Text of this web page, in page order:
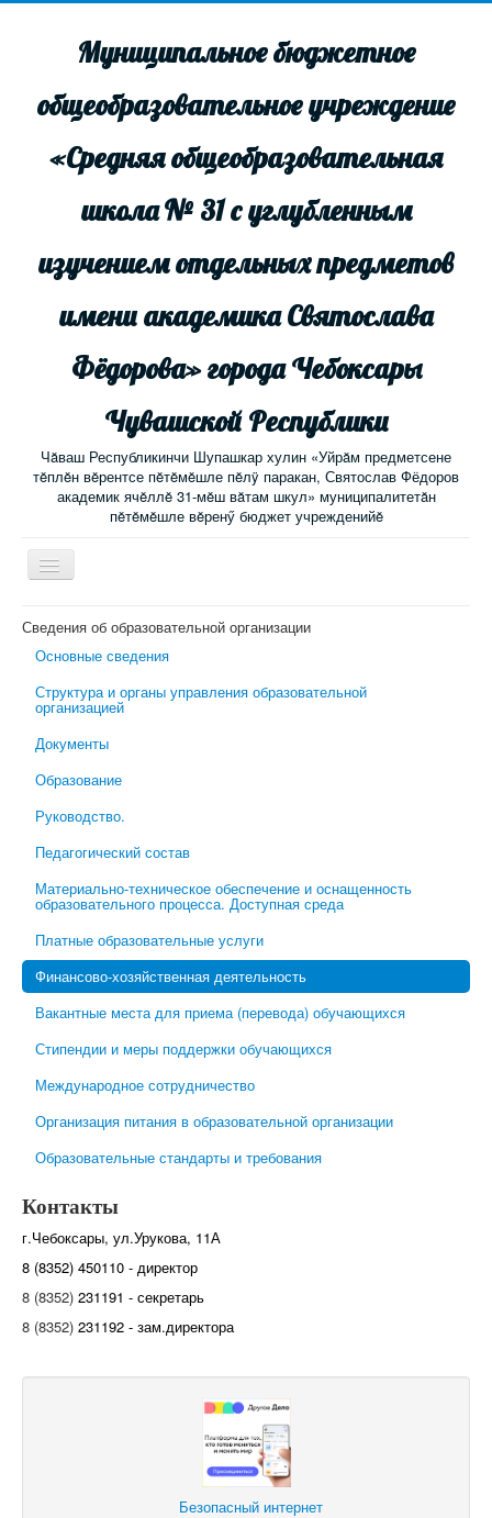
Муниципальное бюджетное
общеобразовательное учреждение
«Средняя общеобразовательная
школа № 31 с углубленным
изучением отдельных предметов
имени академика Святослава
Фёдорова» города Чебоксары
Чувашской Республики
Чăваш Республикинчи Шупашкар хулин «Уйрăм предметсене
тĕплĕн вĕрентсе пĕтĕмĕшле пĕлÿ паракан, Святослав Фёдоров
академик ячĕллĕ 31-мĕш вăтам шкул» муниципалитетăн
пĕтĕмĕшле вĕренӳ бюджет учрежденийĕ
Включить/
выключить
Новости
Электронный журнал
Родительский всеобуч
Обратная связь
Школьная психологическая помощь
Сведения об образовательной организации
Основные сведения
Структура и органы управления образовательной
организацией
Документы
Образование
Руководство.
Педагогический состав
Материально-техническое обеспечение и оснащенность
образовательного процесса. Доступная среда
Платные образовательные услуги
Финансово-хозяйственная деятельность
Вакантные места для приема (перевода) обучающихся
Стипендии и меры поддержки обучающихся
Международное сотрудничество
Организация питания в образовательной организации
Образовательные стандарты и требования
Контакты
г.Чебоксары, ул.Урукова, 11А
8 (8352) 450110 - директор
8 (8352) 231191 - секретарь
8 (8352) 231192 - зам.директора
Безопасный интернет